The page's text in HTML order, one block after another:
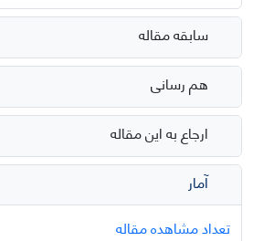
سابقه مقاله
هم رسانی
ارجاع به این مقاله
آمار
تعداد مشاهده مقاله